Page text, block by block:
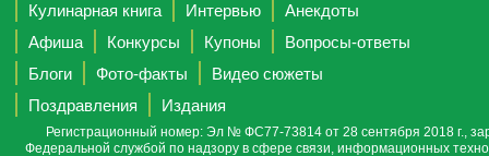
Кулинарная книга
Интервью
Анекдоты
Афиша
Конкурсы Купоны
Вопросы-ответы
Блоги
Фото-факты
Видео сюжеты
Поздравления
Издания
Регистрационный номер: Эл № ФС77-73814 от 28 сентября 2018 г.,
Федеральной службой по надзору в сфере связи, информационных